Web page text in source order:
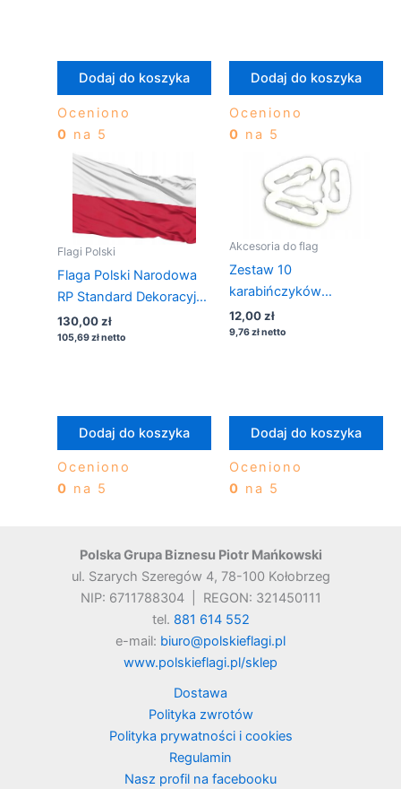
Oceniono
0 na 5
Dodaj do koszyka
Oceniono
0 na 5
Dodaj do koszyka
Flagi Polski
Flaga Polski Narodowa
RP Standard Dekoracyjna
400×250
Oceniono
0 na 5
130,00zł
105,69złnetto
Dodaj do koszyka
Akcesoria do flag
Zestaw 10
karabińczyków
plastikowych
Oceniono
0 na 5
12,00zł
9,76złnetto
Dodaj do koszyka
Polska Grupa Biznesu Piotr Mańkowski
ul. Szarych Szeregów 4, 78-100 Kołobrzeg
NIP: 6711788304 | REGON: 321450111
tel. 881 614 552
e-mail: biuro@polskieflagi.pl
www.polskieflagi.pl/sklep
Dostawa
Polityka zwrotów
Polityka prywatności i cookies
Regulamin
Nasz profil na facebooku